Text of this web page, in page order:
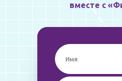
вместе с